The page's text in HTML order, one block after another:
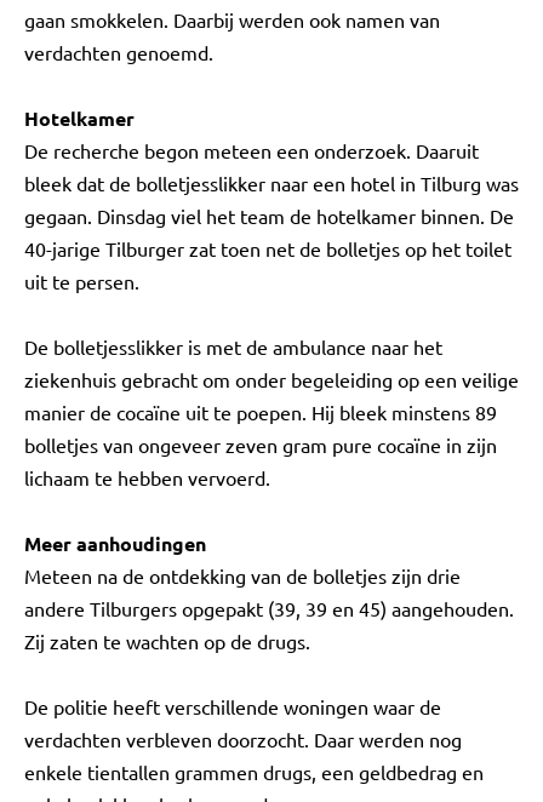
gaan smokkelen. Daarbij werden ook namen van
verdachten genoemd.
Hotelkamer
De recherche begon meteen een onderzoek. Daaruit
bleek dat de bolletjesslikker naar een hotel in Tilburg was
gegaan. Dinsdag viel het team de hotelkamer binnen. De
40-jarige Tilburger zat toen net de bolletjes op het toilet
uit te persen.
De bolletjesslikker is met de ambulance naar het
ziekenhuis gebracht om onder begeleiding op een veilige
manier de cocaïne uit te poepen. Hij bleek minstens 89
bolletjes van ongeveer zeven gram pure cocaïne in zijn
lichaam te hebben vervoerd.
Meer aanhoudingen
Meteen na de ontdekking van de bolletjes zijn drie
andere Tilburgers opgepakt (39, 39 en 45) aangehouden.
Zij zaten te wachten op de drugs.
De politie heeft verschillende woningen waar de
verdachten verbleven doorzocht. Daar werden nog
enkele tientallen grammen drugs, een geldbedrag en